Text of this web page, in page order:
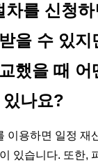
차를 신청
을 수 있지
했을 때 어
나요?
이용하면 일정 재
있습니다. 또한,